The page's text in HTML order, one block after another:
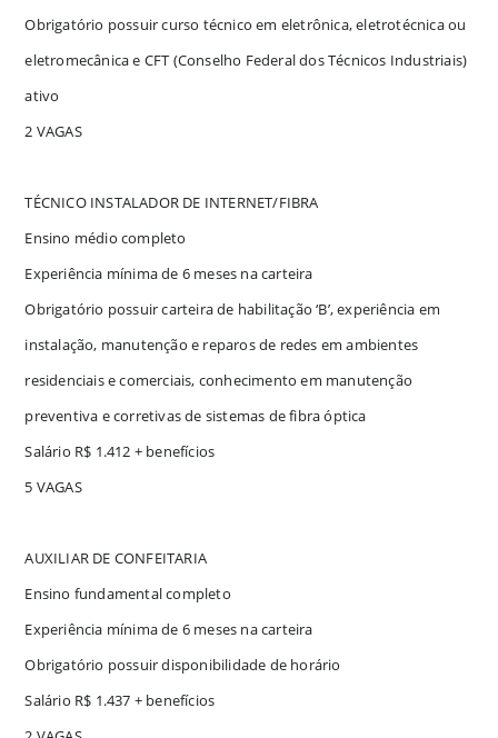
Obrigatório possuir curso técnico em eletrônica, eletrotécnica ou
eletromecânica e CFT (Conselho Federal dos Técnicos Industriais)
ativo
2 VAGAS
TÉCNICO INSTALADOR DE INTERNET/FIBRA
Ensino médio completo
Experiência mínima de 6 meses na carteira
Obrigatório possuir carteira de habilitação ‘B’, experiência em
instalação, manutenção e reparos de redes em ambientes
residenciais e comerciais, conhecimento em manutenção
preventiva e corretivas de sistemas de fibra óptica
Salário R$ 1.412 + benefícios
5 VAGAS
AUXILIAR DE CONFEITARIA
Ensino fundamental completo
Experiência mínima de 6 meses na carteira
Obrigatório possuir disponibilidade de horário
Salário R$ 1.437 + benefícios